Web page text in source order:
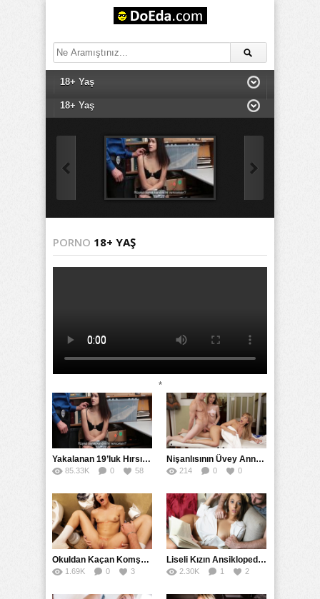
PORNO 18+ YAŞ
*
Yakalanan 19’luk Hırsız Bedelini Amıyla Ödedi
85.33K 0 58
Nişanlısının Üvey Annesine Masaj Yaparken Yarağı Kaydı
214 0 0
Okuldan Kaçan Komşu Kızını Bakire Sanıp Götten Sikti
1.69K 0 3
Liseli Kızın Ansiklopedisini Kitap Gibi Tane Tane Okudu
2.30K 1 2